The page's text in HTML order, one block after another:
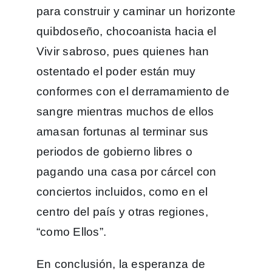
para construir y caminar un horizonte
quibdoseño, chocoanista hacia el
Vivir sabroso, pues quienes han
ostentado el poder están muy
conformes con el derramamiento de
sangre mientras muchos de ellos
amasan fortunas al terminar sus
periodos de gobierno libres o
pagando una casa por cárcel con
conciertos incluidos, como en el
centro del país y otras regiones,
“como Ellos”.
En conclusión, la esperanza de